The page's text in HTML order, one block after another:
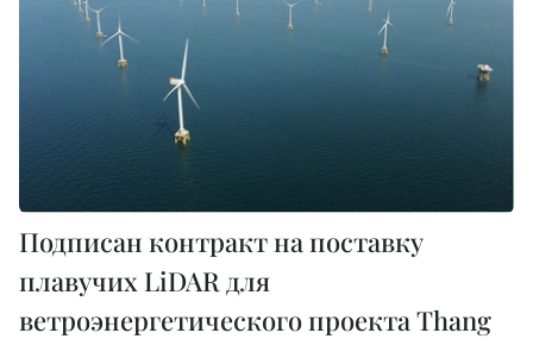
Подписан контракт на поставку
плавучих LiDAR для
ветроэнергетического проекта Thang